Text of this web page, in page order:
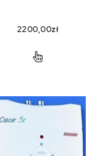
2200,00zł